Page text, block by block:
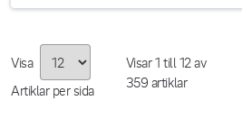
Visa
Artiklar per sida
Visar1 till12av
359 artiklar